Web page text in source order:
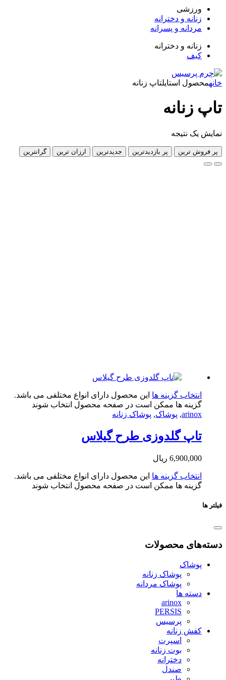
و دخترانه
و پسرانه
و دخترانه
استایلتاپ زنانه
نتیجه
ترین پر بازدیدترین جدیدترین ارزان ترین گرانترین
گزینه ها این محصول دارای انواع مختلفی می باشد.
ها ممکن است در صفحه محصول انتخاب شوند
پوشاک,پوشاک زنانه
گلدوزی طرح گیلاس
ریال
گزینه ها این محصول دارای انواع مختلفی می باشد.
ها ممکن است در صفحه محصول انتخاب شوند
محصولات
پوشاک زنانه
پوشاک مردانه
ها
PERSIS
پرسیس
زنانه
اسپرت
بوت زنانه
دخترانه